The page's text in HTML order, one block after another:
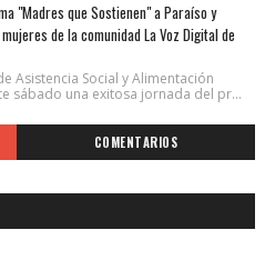
"Madres que Sostienen" a Paraíso y
de la comunidad La Voz Digital de
Asistencia Social y Alimentación
sábado una exitosa jornada del pr...
COMENTARIOS